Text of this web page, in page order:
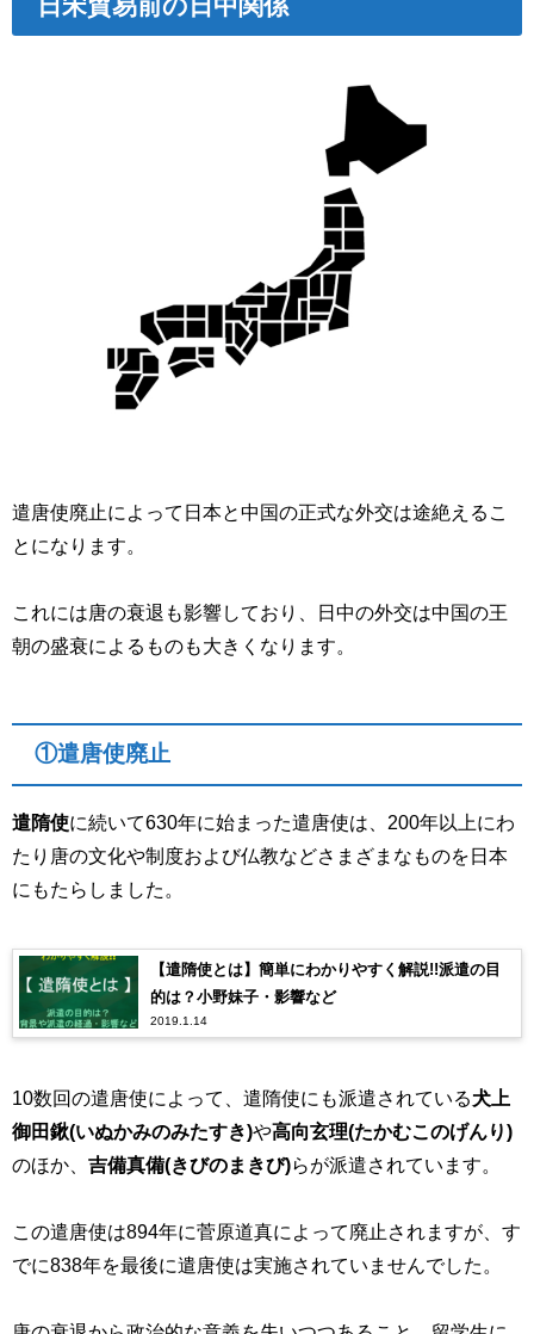
日宋貿易前の日中関係
遣唐使廃止によって日本と中国の正式な外交は途絶えるこ
とになります。
これには唐の衰退も影響しており、日中の外交は中国の王
朝の盛衰によるものも大きくなります。
①遣唐使廃止
遣隋使に続いて630年に始まった遣唐使は、 200年以上にわ
たり唐の文化や制度および仏教などさまざまなものを日本
にもたらしました。
【遣隋使とは】簡単にわかりやすく解説!!派遣の目
的は？小野妹子・影響など
2019.1.14
10数回の遣唐使によって、遣隋使にも派遣されている犬上
御田鍬(いぬかみのみたすき)や高向玄理(たかむこのげんり)
のほか、 吉備真備(きびのまきび)らが派遣されています。
この遣唐使は894年に菅原道真によって廃止されますが、す
でに838年を最後に遣唐使は実施されていませんでした。